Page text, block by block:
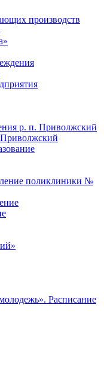
производств
р. п. Приволжский
поликлиники №
Расписание